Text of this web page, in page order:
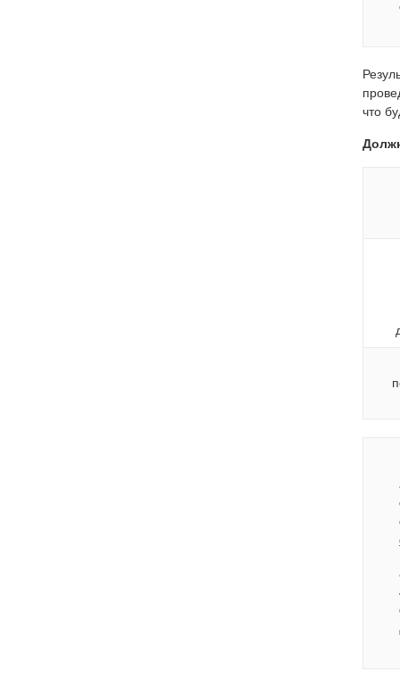
что